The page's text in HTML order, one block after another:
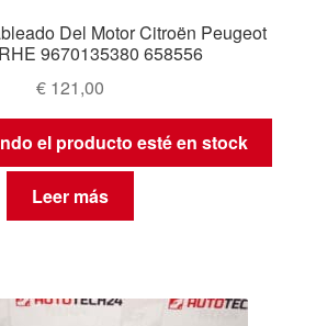
Del Motor Citroën Peugeot
9670135380 658556
€ 121,00
el producto esté en stock
Leer más